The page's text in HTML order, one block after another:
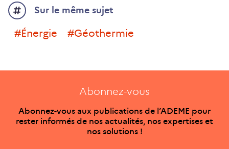
Sur le même sujet
#énergie #géothermie
Abonnez-vous
Abonnez-vous aux publications de l’ADEME pour
rester informés de nos actualités, nos expertises et
nos solutions !